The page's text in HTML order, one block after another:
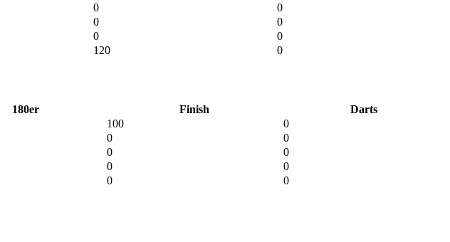
0
0
0
0
0
0
120 0
180er Finish
Darts
100
0
0
0
0
0
0
0
0 0